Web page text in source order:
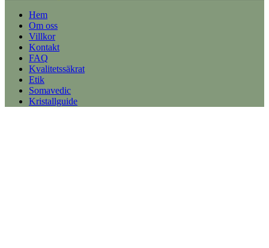
Hem
Om oss
Villkor
Kontakt
FAQ
Kvalitetssäkrat
Etik
Somavedic
Kristallguide